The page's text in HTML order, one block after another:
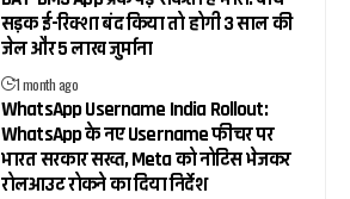
सड़क ई-रिक्शा बंद किया तो होगी 3 साल की
जेल और ₹5 लाख जुर्माना
1 month ago
WhatsApp Username India Rollout:
WhatsApp के नए Username फीचर पर
भारत सरकार सख्त, Meta को नोटिस भेजकर
रोलआउट रोकने का दिया निर्देश